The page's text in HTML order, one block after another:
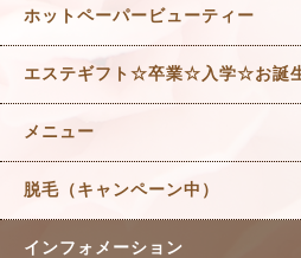
ホットペーパービューティー
エステギフト☆卒業☆入学☆お誕
メニュー
脱毛（キャンペーン中）
インフォメーション